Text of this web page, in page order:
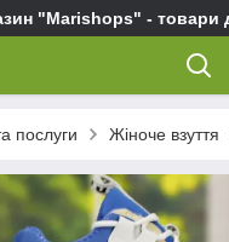
"Marishops" - товари
послуги Жіноче взуття